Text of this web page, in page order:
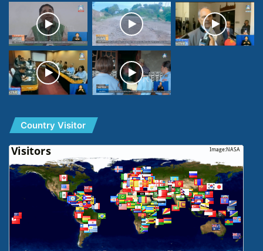
Country Visitor